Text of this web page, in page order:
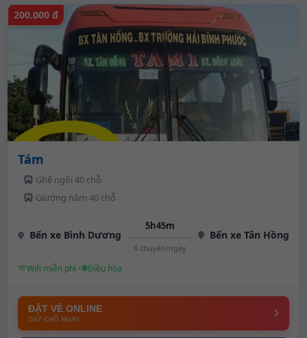
200.000 đ
Tám
Ghế ngồi 40 chỗ
Giường nằm 40 chỗ
Bến xe Bình Dương
5h45m
6 chuyến/ngày
Bến xe Tân Hồng
Wifi miễn phí • Điều hòa
ĐẶT VÉ ONLINE
GIỮ CHỖ NGAY